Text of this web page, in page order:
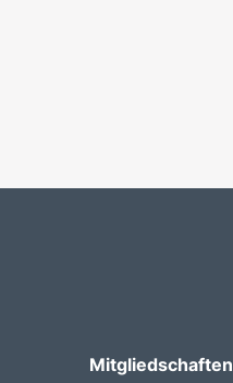
Mitgliedschaften